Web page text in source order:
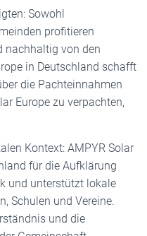
Sowohl
profitieren
nachhaltig von den
in Deutschland schafft
die Pachteinnahmen
Europe zu verpachten,
Kontext: AMPYR Solar
für die Aufklärung
und unterstützt lokale
Schulen und Vereine.
und die